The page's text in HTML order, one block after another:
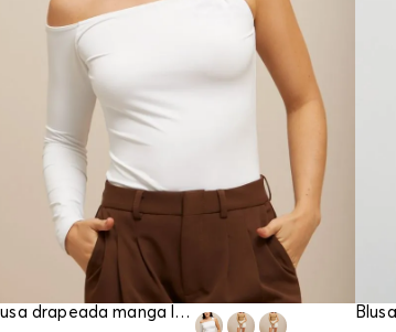
Blusa drapeada manga larga para mujer